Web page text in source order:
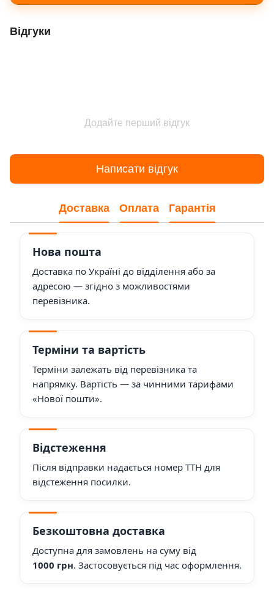
Відгуки
Додайте перший відгук
Написати відгук
Доставка Оплата Гарантія
Нова пошта
Доставка по Україні до відділення або за
адресою — згідно з можливостями
перевізника.
Терміни та вартість
Терміни залежать від перевізника та
напрямку. Вартість — за чинними тарифами
«Нової пошти».
Відстеження
Після відправки надається номер ТТН для
відстеження посилки.
Безкоштовна доставка
Доступна для замовлень на суму від
1000 грн. Застосовується під час оформлення.